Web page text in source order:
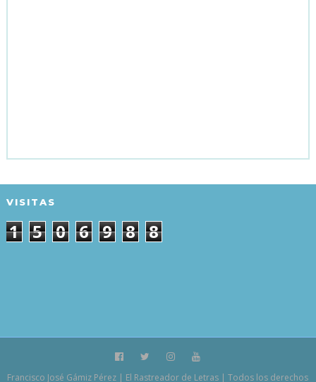
VISITAS
1 5 0 6 9 8 8
Francisco José Gámiz Pérez | El Rastreador de Letras | Todos los derechos